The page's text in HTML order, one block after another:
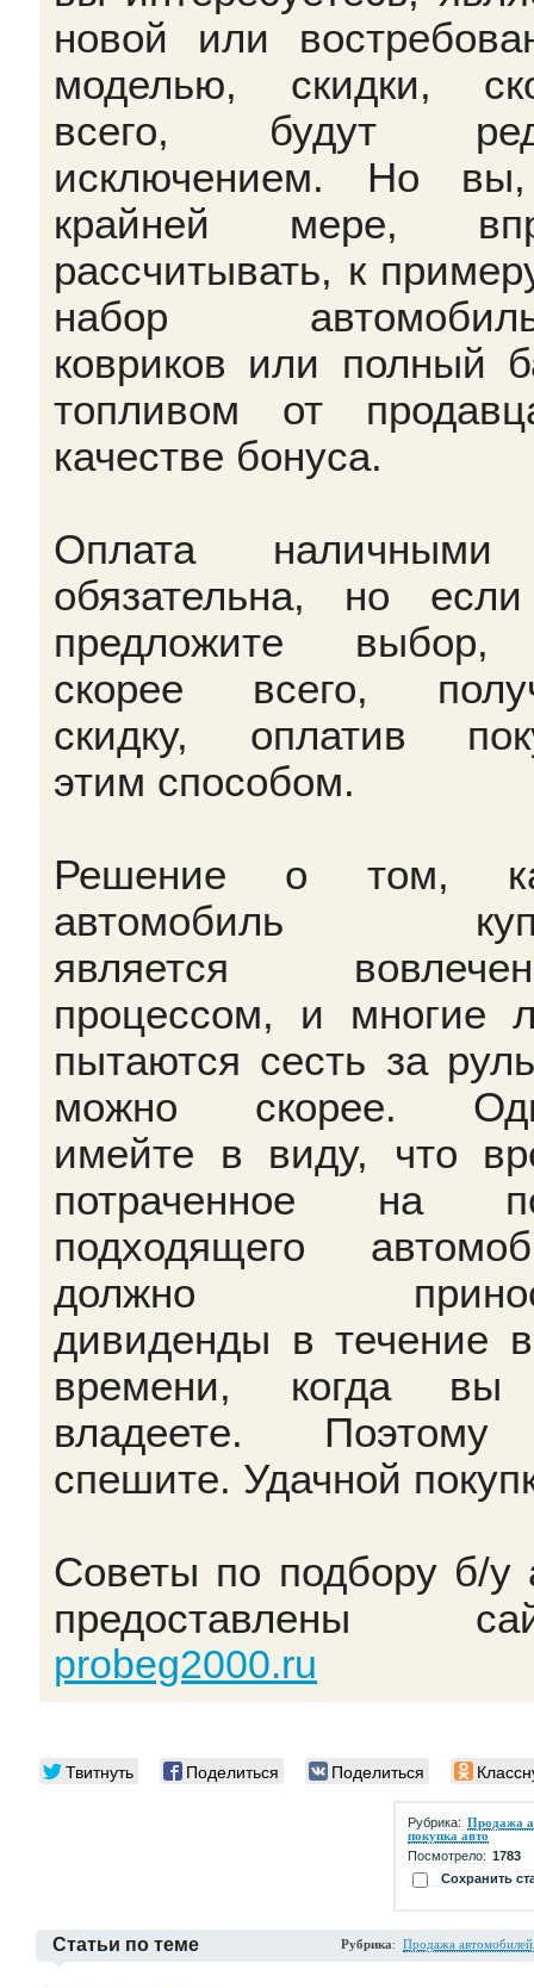
новой или
моделью, скидки,
всего, будут
исключением. Но
крайней мере,
рассчитывать, к
набор
ковриков или полный
топливом от
качестве бонуса.
Оплата
обязательна, но
предложите
скорее всего,
скидку, оплатив
этим способом.
Решение о том,
автомобиль
является
процессом, и многие
пытаются сесть за
можно скорее.
имейте в виду, что
потраченное на
подходящего
должно
дивиденды в течение
времени, когда
владеете.
спешите. Удачной
Советы по подбору б/у
предоставлены
probeg2000.ru
Твитнуть Поделиться Поделиться
Рубрика: Продажа
покупка авто
Посмотрело: 1783
Сохранить
Статьи по теме Рубрика: Продажа